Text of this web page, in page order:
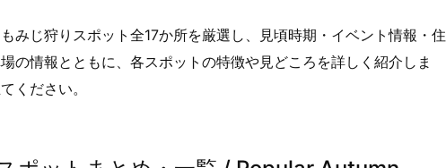
みじ狩りスポット全17か所を厳選し、見頃時期・イベント情報・住
の情報とともに、各スポットの特徴や見どころを詳しく紹介しま
ください。